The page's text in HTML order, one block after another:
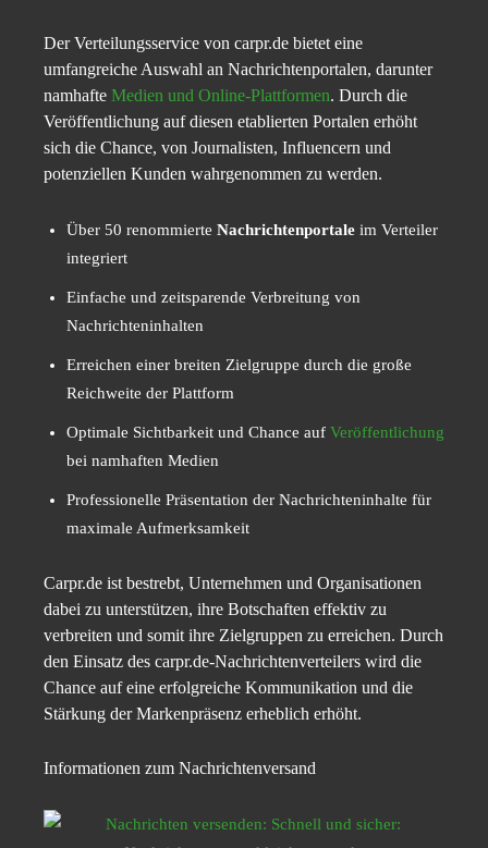
Der Verteilungsservice von carpr.de bietet eine
umfangreiche Auswahl an Nachrichtenportalen, darunter
namhafte Medien und Online-Plattformen. Durch die
Veröffentlichung auf diesen etablierten Portalen erhöht
sich die Chance, von Journalisten, Influencern und
potenziellen Kunden wahrgenommen zu werden.
Über 50 renommierte Nachrichtenportale im Verteiler
integriert
Einfache und zeitsparende Verbreitung von
Nachrichteninhalten
Erreichen einer breiten Zielgruppe durch die große
Reichweite der Plattform
Optimale Sichtbarkeit und Chance auf Veröffentlichung
bei namhaften Medien
Professionelle Präsentation der Nachrichteninhalte für
maximale Aufmerksamkeit
Carpr.de ist bestrebt, Unternehmen und Organisationen
dabei zu unterstützen, ihre Botschaften effektiv zu
verbreiten und somit ihre Zielgruppen zu erreichen. Durch
den Einsatz des carpr.de-Nachrichtenverteilers wird die
Chance auf eine erfolgreiche Kommunikation und die
Stärkung der Markenpräsenz erheblich erhöht.
Informationen zum Nachrichtenversand